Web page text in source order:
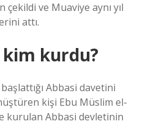
ve Muaviye aynı yıl
attı.
kim kurdu?
Abbasi davetini
kişi Ebu Müslim el-
kurulan Abbasi devletinin